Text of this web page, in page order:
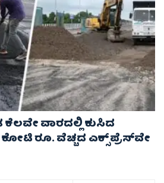
ವಾರದಲ್ಲಿ ಕುಸಿದ
ಕೋಟಿ ರೂ. ವೆಚ್ಚದ ಎಕ್ಸ್‌ಪ್ರೆಸ್‌ವೇ